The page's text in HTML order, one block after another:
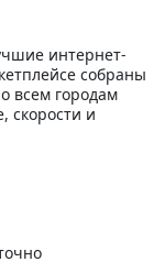
интернет-
собраны
всем городам
скорости и